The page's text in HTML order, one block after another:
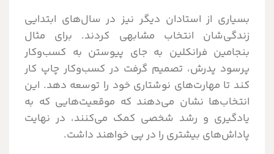
بسیاری از استادان دیگر نیز در سال‌های ابتدایی
زندگی‌شان انتخاب مشابهی کردند. برای مثال
بنجامین فرانکلین به جای پیوستن به کسب‌وکار
پرسود پدرش، تصمیم گرفت در کسب‌وکار چاپ کار
کند تا مهارت‌های نوشتاری خود را توسعه دهد. این
انتخاب‌ها نشان می‌دهند که موقعیت‌هایی که به
یادگیری و رشد شخصی کمک می‌کنند، در نهایت
پاداش‌های بیشتری را در پی خواهند داشت.